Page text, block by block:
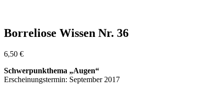
Borreliose Wissen Nr. 36
6,50 €
Schwerpunkthema „Augen“
Erscheinungstermin: September 2017